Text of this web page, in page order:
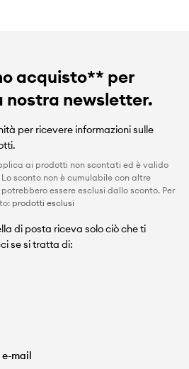
acquisto** per
nostra newsletter.
per ricevere informazioni sulle
ai prodotti non scontati ed è valido
sconto non è cumulabile con altre
essere esclusi dallo sconto. Per
prodotti esclusi
di posta riceva solo ciò che ti
se si tratta di: